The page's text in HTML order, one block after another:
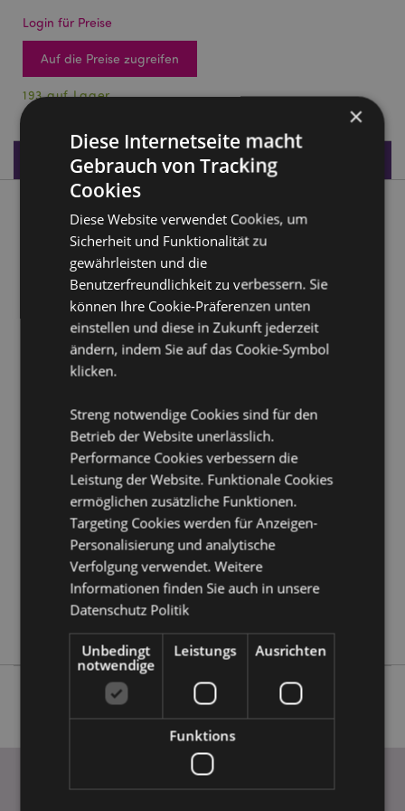
Login für Preise
Auf die Preise zugreifen
193 auf Lager
Produktdaten
Produktbeschreibung
Schaukelnde Blumenfee
Material:Harz
Produkttressourcen:
Möchten Sie mehr über den Einkauf bei Puckator
erfahren?
Produktattribute
Höhe 14cm Breite 10cm Tiefe 6cm
5055071719547
36
0.261000
Keine
Keine
×
Diese Internetseite macht
Gebrauch von Tracking
Cookies
Diese Website verwendet Cookies, um
Sicherheit und Funktionalität zu
gewährleisten und die
Benutzerfreundlichkeit zu verbessern. Sie
können Ihre Cookie-Präferenzen unten
einstellen und diese in Zukunft jederzeit
ändern, indem Sie auf das Cookie-Symbol
klicken.
Streng notwendige Cookies sind für den
Betrieb der Website unerlässlich.
Performance Cookies verbessern die
Leistung der Website. Funktionale Cookies
ermöglichen zusätzliche Funktionen.
Targeting Cookies werden für Anzeigen-
Personalisierung und analytische
Verfolgung verwendet. Weitere
Informationen finden Sie auch in unsere
Datenschutz Politik
Unbedingt
notwendige
Leistungs Ausrichten
Funktions